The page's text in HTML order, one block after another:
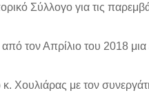
Σύλλογο για τις
τον Απρίλιο του 2018
κ. Χουλιάρας με τον